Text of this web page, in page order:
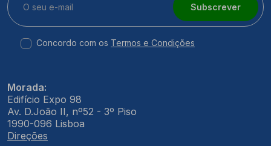
Subscrever
Concordo com os Termos e Condições
Morada:
Edifício Expo 98
Av. D.João II, nº52 - 3º Piso
1990-096 Lisboa
Direções